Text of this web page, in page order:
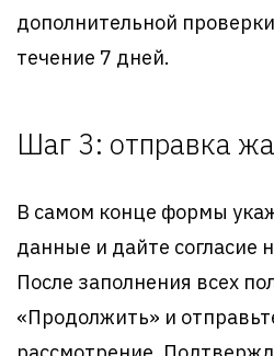
дополнительной
течение 7 дней.
Шаг 3: отправка
В самом конце формы
данные и дайте согласие
После заполнения всех
«Продолжить» и